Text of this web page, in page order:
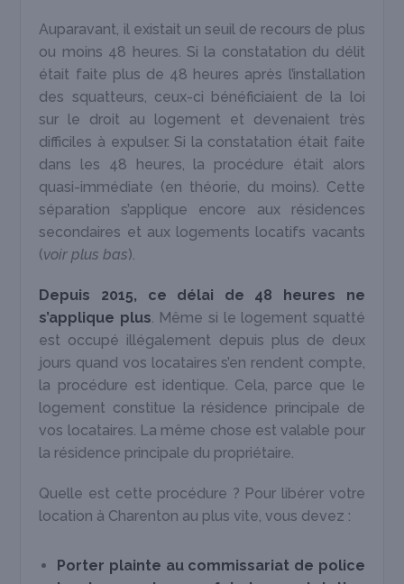
Auparavant, il existait un seuil de recours de plus
ou moins 48 heures. Si la constatation du délit
était faite plus de 48 heures après l’installation
des squatteurs, ceux-ci bénéficiaient de la loi
sur le droit au logement et devenaient très
difficiles à expulser. Si la constatation était faite
dans les 48 heures, la procédure était alors
quasi-immédiate (en théorie, du moins). Cette
séparation s’applique encore aux résidences
secondaires et aux logements locatifs vacants
(voir plus bas).
Depuis 2015, ce délai de 48 heures ne
s’applique plus. Même si le logement squatté
est occupé illégalement depuis plus de deux
jours quand vos locataires s’en rendent compte,
la procédure est identique. Cela, parce que le
logement constitue la résidence principale de
vos locataires. La même chose est valable pour
la résidence principale du propriétaire.
Quelle est cette procédure ? Pour libérer votre
location à Charenton au plus vite, vous devez :
Porter plainte au commissariat de police